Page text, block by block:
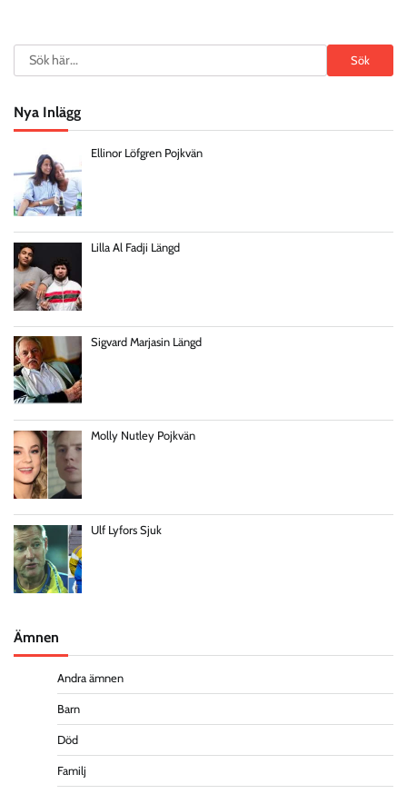
Search Sök
Nya Inlägg
Ellinor Löfgren Pojkvän
Lilla Al Fadji Längd
Sigvard Marjasin Längd
Molly Nutley Pojkvän
Ulf Lyfors Sjuk
Ämnen
Andra ämnen
Barn
Död
Familj